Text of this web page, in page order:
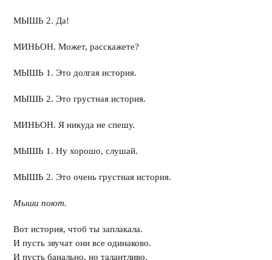
МЫШЬ 2. Да!
МИНЬОН. Может, расскажете?
МЫШЬ 1. Это долгая история.
МЫШЬ 2. Это грустная история.
МИНЬОН. Я никуда не спешу.
МЫШЬ 1. Ну хорошо, слушай.
МЫШЬ 2. Это очень грустная история.
Мыши поют.
Вот история, чтоб ты заплакала.
И пусть звучат они все одинаково.
И пусть банально, но талантливо.